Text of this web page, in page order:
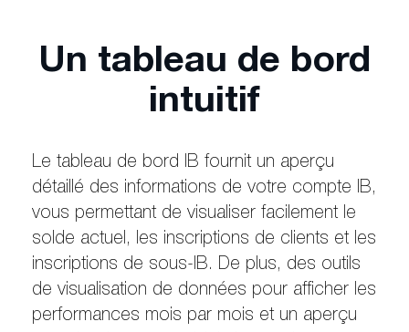
Un tableau de bord
intuitif
Le tableau de bord IB fournit un aperçu
détaillé des informations de votre compte IB,
vous permettant de visualiser facilement le
solde actuel, les inscriptions de clients et les
inscriptions de sous-IB. De plus, des outils
de visualisation de données pour afficher les
performances mois par mois et un aperçu